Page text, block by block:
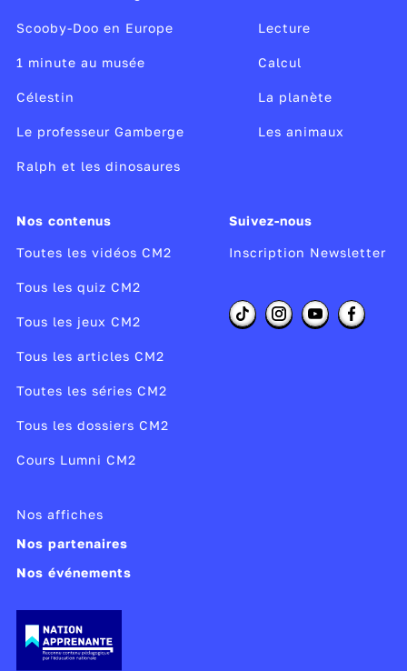
Scooby-Doo en Europe
1 minute au musée
Célestin
Le professeur Gamberge
Ralph et les dinosaures
Lecture
Calcul
La planète
Les animaux
Nos contenus
Toutes les vidéos CM2
Tous les quiz CM2
Tous les jeux CM2
Tous les articles CM2
Toutes les séries CM2
Tous les dossiers CM2
Cours Lumni CM2
Suivez-nous
Inscription Newsletter
Nos affiches
Nos partenaires
Nos événements